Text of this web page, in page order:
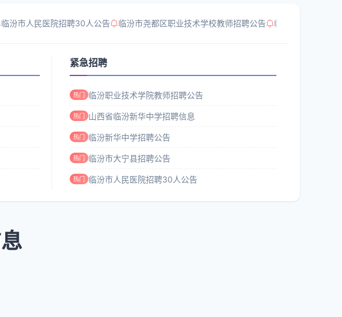
汾市人民医院招聘30人公告 临汾市尧都区职业技术学校教师招聘公告 临汾同盛初级中学
紧急招聘
热门 临汾职业技术学院教师招聘公告
热门 山西省临汾新华中学招聘信息
热门 临汾新华中学招聘公告
热门 临汾市大宁县招聘公告
热门 临汾市人民医院招聘30人公告